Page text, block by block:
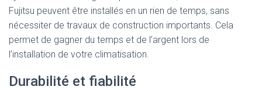
Fujitsu peuvent être installés en un rien de temps, sans
nécessiter de travaux de construction importants. Cela
permet de gagner du temps et de l’argent lors de
l’installation de votre climatisation.
Durabilité et fiabilité